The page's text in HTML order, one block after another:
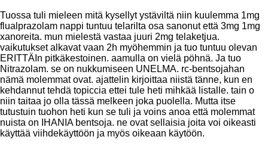
Tuossa tuli mieleen mitä kysellyt ystäviltä niin kuulemma 1mg
flualprazolam nappi tuntuu telarilta osa sanonut että 3mg 1mg
xanoreita. mun mielestä vastaa juuri 2mg telaketjua.
vaikutukset alkavat vaan 2h myöhemmin ja tuo tuntuu olevan
ERITTÄIn pitkäkestoinen. aamulla on vielä pöhnä. Ja tuo
Nitrazolam. se on nukkumiseen UNELMA. rc-bentsojahan
nämä molemmat ovat. ajattelin kirjoittaa niistä tänne, kun en
kehdannut tehdä topiccia ettei tule heti mihkää listalle. tain o
niin taitaa jo olla tässä melkeen joka puolella. Mutta itse
tutustuin tuohon heti kun se tuli ja voins anoa että molemmat
nuista on IHANIA bentsoja. ne ovat sellaisia joita voi oikeasti
käyttää viihdekäyttöön ja myös oikeaan käytöön.